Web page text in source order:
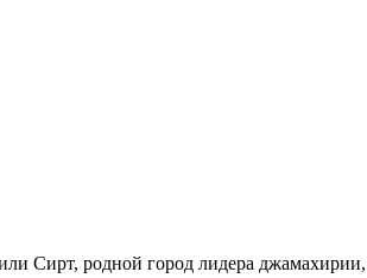
Сирт, родной город лидера